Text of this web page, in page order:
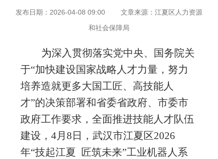
发布日期：2026-04-08 09:00 文章来源：江夏区人力资源
和社会保障局
为深入贯彻落实党中央、国务院关
于“加快建设国家战略人才力量，努力
培养造就更多大国工匠、高技能人
才”的决策部署和省委省政府、市委市
政府工作要求，全面推进技能人才队伍
建设 ， 4月 8 日，武汉市江夏区2026
年“技起江夏 匠筑未来”工业机器人系